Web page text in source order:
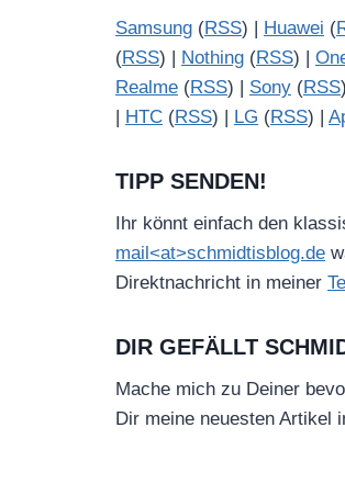
Samsung (RSS) | Huawei (
(RSS) | Nothing (RSS) |
Realme (RSS) | Sony (RSS
| HTC (RSS) | LG (RSS) |
TIPP SENDEN!
Ihr könnt einfach den
mail<at>schmidtisblog.de
Direktnachricht in meiner
DIR GEFÄLLT
Mache mich zu Deiner
Dir meine neuesten Artikel